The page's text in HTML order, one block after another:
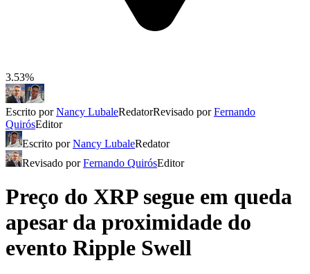
3.53%
Escrito porNancy LubaleRedatorRevisado porFernando
QuirósEditor
Escrito porNancy LubaleRedator
Revisado porFernando QuirósEditor
Preço do XRP segue em queda
apesar da proximidade do
evento Ripple Swell